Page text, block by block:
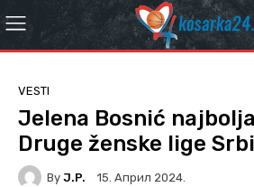
VESTI
Jelena Bosnić
Druge ženske lige
By J.P. 15. Април 2024.